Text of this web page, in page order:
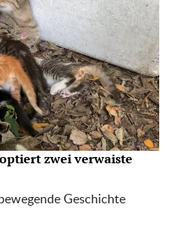
zwei verwaiste
Geschichte